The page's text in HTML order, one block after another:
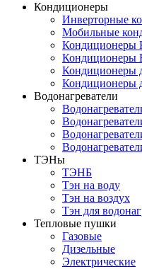
Кондиционеры
Инверторные
Мобильные
Кондиционеры
Кондиционеры
Кондиционеры
Кондиционеры
Водонагреватели
ТЭНы
ТЭНБ
Тэн на воду
Тэн на воздух
Тэн для
Тепловые пушки
Газовые
Дизельные
Электрические